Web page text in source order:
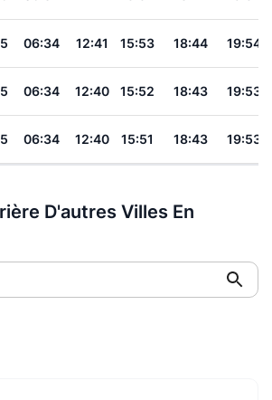
06:34 12:41 15:53 18:44 19:54
06:34 12:40 15:52 18:43 19:53
06:34 12:40 15:51 18:43 19:53
D'autres Villes En